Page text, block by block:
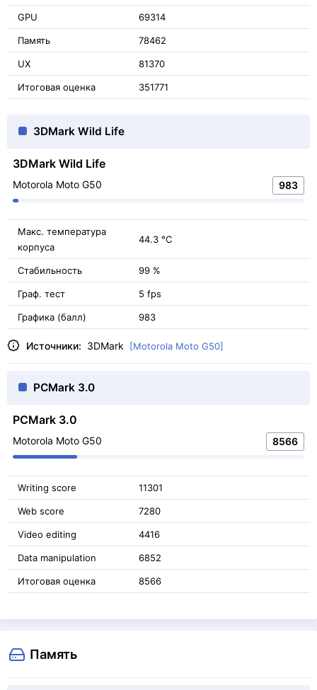
GPU 69314
Память 78462
UX 81370
Итоговая оценка 351771
3DMark Wild Life
3DMark Wild Life
Motorola Moto G50 983
Макс. температура
корпуса
44.3 °C
Стабильность 99 %
Граф. тест 5 fps
Графика (балл) 983
Источники: 3DMark [Motorola Moto G50]
PCMark 3.0
PCMark 3.0
Motorola Moto G50 8566
Writing score 11301
Web score 7280
Video editing 4416
Data manipulation 6852
Итоговая оценка 8566
Память